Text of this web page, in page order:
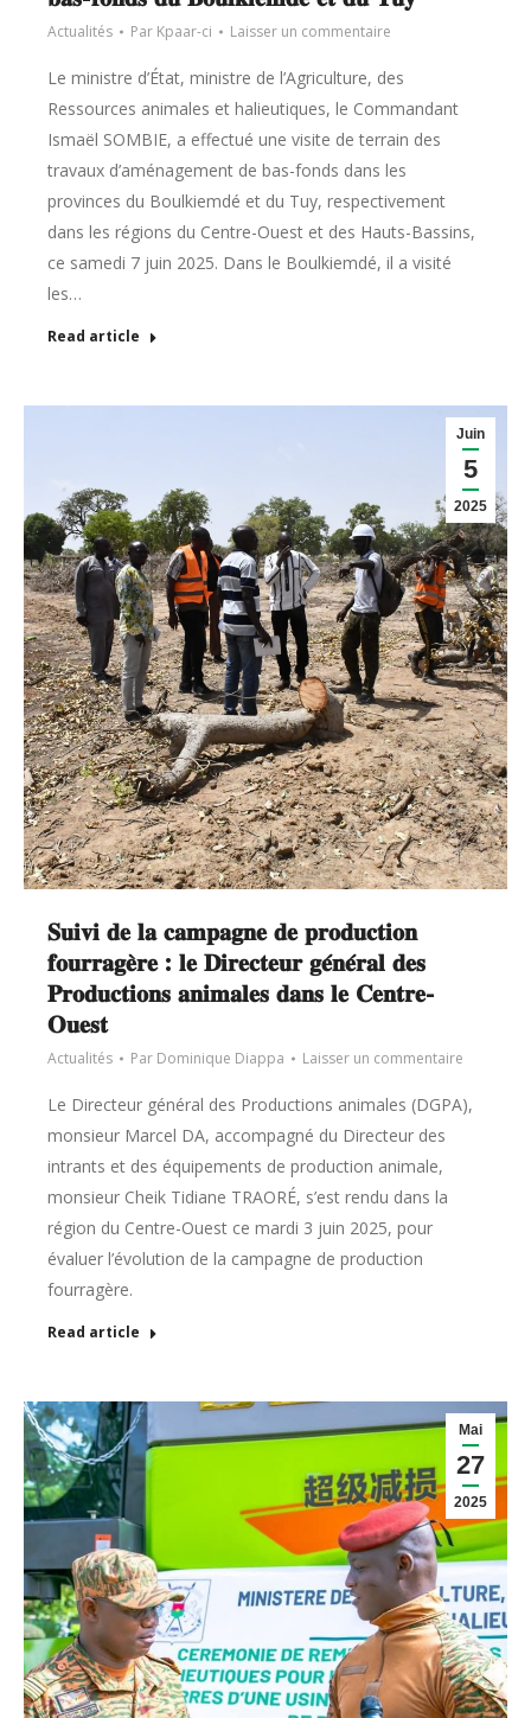
Actualités Par Kpaar-ci Laisser un commentaire
Le ministre d’État, ministre de l’Agriculture, des
Ressources animales et halieutiques, le Commandant
Ismaël SOMBIE, a effectué une visite de terrain des
travaux d’aménagement de bas-fonds dans les
provinces du Boulkiemdé et du Tuy, respectivement
dans les régions du Centre-Ouest et des Hauts-Bassins,
ce samedi 7 juin 2025. Dans le Boulkiemdé, il a visité
les…
Read article
Juin
5
2025
𝐒𝐮𝐢𝐯𝐢 𝐝𝐞 𝐥𝐚 𝐜𝐚𝐦𝐩𝐚𝐠𝐧𝐞 𝐝𝐞 𝐩𝐫𝐨𝐝𝐮𝐜𝐭𝐢𝐨𝐧
𝐟𝐨𝐮𝐫𝐫𝐚𝐠𝐞̀𝐫𝐞 : 𝐥𝐞 𝐃𝐢𝐫𝐞𝐜𝐭𝐞𝐮𝐫 𝐠𝐞́𝐧𝐞́𝐫𝐚𝐥 𝐝𝐞𝐬
𝐏𝐫𝐨𝐝𝐮𝐜𝐭𝐢𝐨𝐧𝐬 𝐚𝐧𝐢𝐦𝐚𝐥𝐞𝐬 𝐝𝐚𝐧𝐬 𝐥𝐞 𝐂𝐞𝐧𝐭𝐫𝐞-
𝐎𝐮𝐞𝐬𝐭
Actualités Par Dominique Diappa Laisser un commentaire
Le Directeur général des Productions animales (DGPA),
monsieur Marcel DA, accompagné du Directeur des
intrants et des équipements de production animale,
monsieur Cheik Tidiane TRAORÉ, s’est rendu dans la
région du Centre-Ouest ce mardi 3 juin 2025, pour
évaluer l’évolution de la campagne de production
fourragère.
Read article
Mai
27
2025